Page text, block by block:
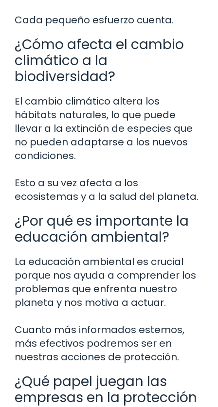
Cada pequeño esfuerzo cuenta.
¿Cómo afecta el cambio
climático a la
biodiversidad?
El cambio climático altera los
hábitats naturales, lo que puede
llevar a la extinción de especies que
no pueden adaptarse a los nuevos
condiciones.
Esto a su vez afecta a los
ecosistemas y a la salud del planeta.
¿Por qué es importante la
educación ambiental?
La educación ambiental es crucial
porque nos ayuda a comprender los
problemas que enfrenta nuestro
planeta y nos motiva a actuar.
Cuanto más informados estemos,
más efectivos podremos ser en
nuestras acciones de protección.
¿Qué papel juegan las
empresas en la protección